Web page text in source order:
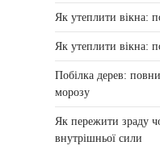
Як утеплити вікна:
Як утеплити вікна:
Побілка дерев:
морозу
Як пережити зраду
внутрішньої сили